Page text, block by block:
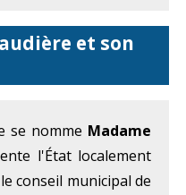
et son
se nomme Madame
l'État localement
conseil municipal de